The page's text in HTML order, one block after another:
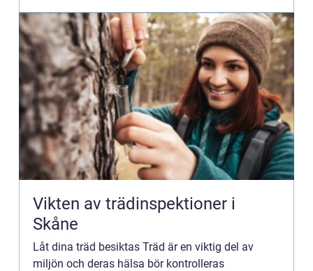
Vikten av trädinspektioner i
Skåne
Låt dina träd besiktas Träd är en viktig del av
miljön och deras hälsa bör kontrolleras